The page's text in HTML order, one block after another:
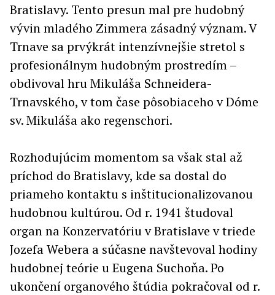
Bratislavy. Tento presun mal pre hudobný
vývin mladého Zimmera zásadný význam. V
Trnave sa prvýkrát intenzívnejšie stretol s
profesionálnym hudobným prostredím –
obdivoval hru Mikuláša Schneidera-
Trnavského, v tom čase pôsobiaceho v Dóme
sv. Mikuláša ako regenschori.
Rozhodujúcim momentom sa však stal až
príchod do Bratislavy, kde sa dostal do
priameho kontaktu s inštitucionalizovanou
hudobnou kultúrou. Od r. 1941 študoval
organ na Konzervatóriu v Bratislave v triede
Jozefa Webera a súčasne navštevoval hodiny
hudobnej teórie u Eugena Suchoňa. Po
ukončení organového štúdia pokračoval od r.